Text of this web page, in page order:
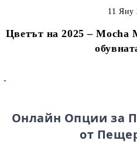
Цветът на 2025 – Mocha
11 Яну
-
Онлайн Опции за
от